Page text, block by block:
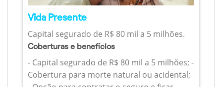
Vida Presente
Capital segurado de R$ 80 mil a 5 milhões.
Coberturas e benefícios
- Capital segurado de R$ 80 mil a 5 milhões; -
Cobertura para morte natural ou acidental;